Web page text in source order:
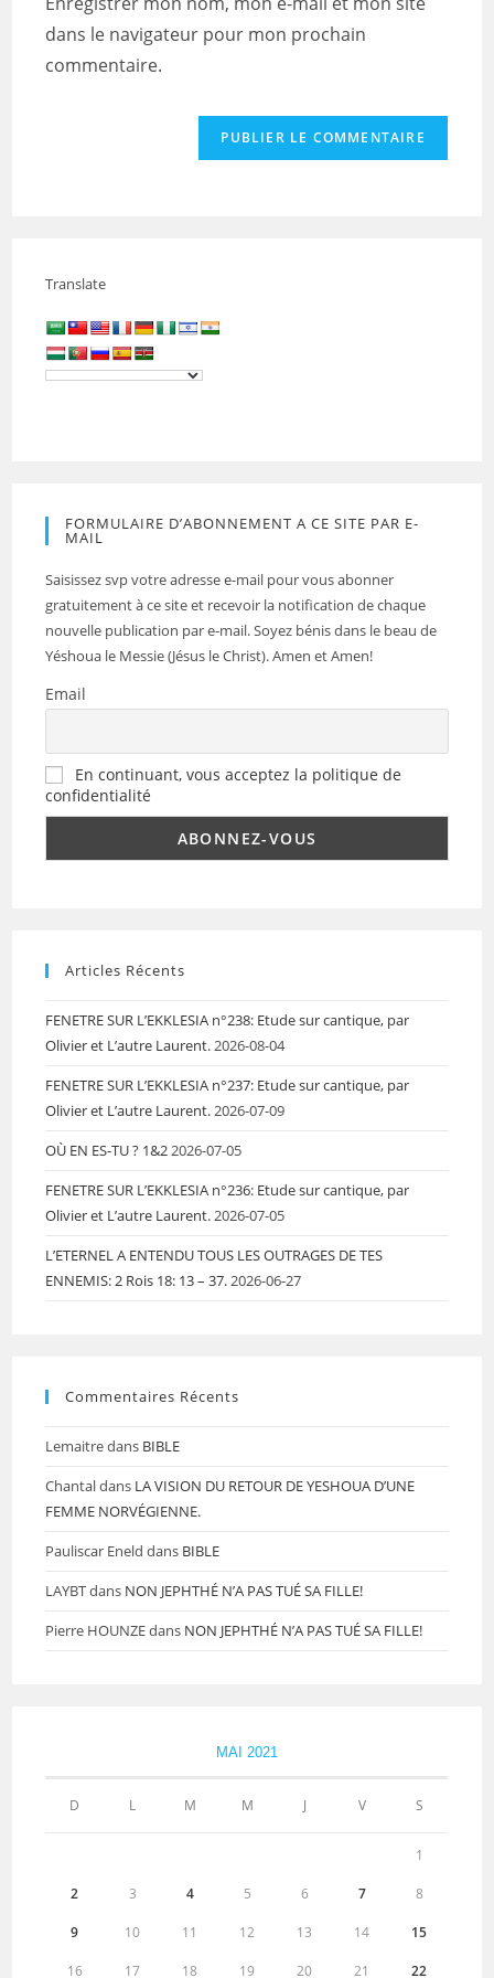
site
(facultatif)
dans le navigateur pour mon prochain
commentaire.
Translate
FORMULAIRE D’ABONNEMENT A CE SITE PAR E-
MAIL
Saisissez svp votre adresse e-mail pour vous abonner
gratuitement à ce site et recevoir la notification de chaque
nouvelle publication par e-mail. Soyez bénis dans le beau de
Yéshoua le Messie (Jésus le Christ). Amen et Amen!
Email
En continuant, vous acceptez la politique de
confidentialité
Articles Récents
FENETRE SUR L’EKKLESIA n°238: Etude sur cantique, par
Olivier et L’autre Laurent.2026-08-04
FENETRE SUR L’EKKLESIA n°237: Etude sur cantique, par
Olivier et L’autre Laurent.2026-07-09
OÙ EN ES-TU ? 1&22026-07-05
FENETRE SUR L’EKKLESIA n°236: Etude sur cantique, par
Olivier et L’autre Laurent.2026-07-05
L’ETERNEL A ENTENDU TOUS LES OUTRAGES DE TES
ENNEMIS: 2 Rois 18: 13 – 37.2026-06-27
Commentaires Récents
Lemaitredans BIBLE
Chantaldans LA VISION DU RETOUR DE YESHOUA D’UNE
FEMME NORVÉGIENNE.
Pauliscar Eneld dans BIBLE
LAYBTdans NON JEPHTHÉ N’A PAS TUÉ SA FILLE!
Pierre HOUNZEdans NON JEPHTHÉ N’A PAS TUÉ SA FILLE!
MAI 2021
D L M M J V S
1
2 3 4 5 6 7 8
9 10 11 12 13 14 15
16 17 18 19 20 21 22